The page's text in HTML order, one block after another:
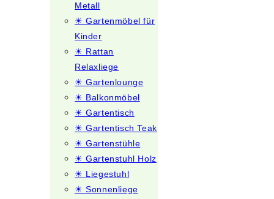
Metall
☀ Gartenmöbel für
Kinder
☀ Rattan
Relaxliege
☀ Gartenlounge
☀ Balkonmöbel
☀ Gartentisch
☀ Gartentisch Teak
☀ Gartenstühle
☀ Gartenstuhl Holz
☀ Liegestuhl
☀ Sonnenliege